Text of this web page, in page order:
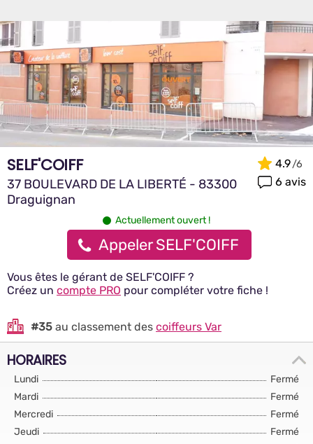
SELF'COIFF
37 BOULEVARD DE LA LIBERTÉ - 83300
Draguignan
4.9
6 avis
Actuellement ouvert !
Appeler SELF'COIFF
Vous êtes le gérant de SELF'COIFF ?
Créez un compte PRO pour compléter votre fiche !
#35 au classement des coiffeurs Var
HORAIRES
Lundi
Fermé
Mardi
Fermé
Mercredi
Fermé
Jeudi
Fermé